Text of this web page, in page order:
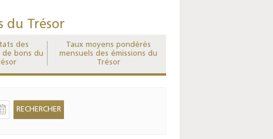
du Trésor
des
de bons du
Taux moyens pondérés
mensuels des émissions du
Trésor